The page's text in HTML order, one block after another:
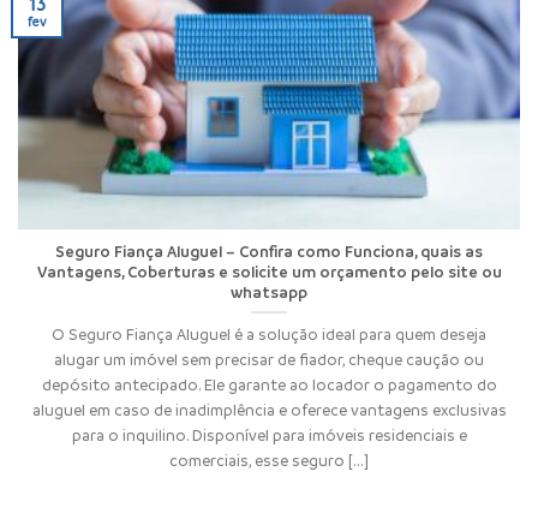
Seguro Fiança Aluguel – Confira como Funciona, quais as
Vantagens, Coberturas e solicite um orçamento pelo site ou
whatsapp
O Seguro Fiança Aluguel é a solução ideal para quem deseja
alugar um imóvel sem precisar de fiador, cheque caução ou
depósito antecipado. Ele garante ao locador o pagamento do
aluguel em caso de inadimplência e oferece vantagens exclusivas
para o inquilino. Disponível para imóveis residenciais e
comerciais, esse seguro [...]
fev